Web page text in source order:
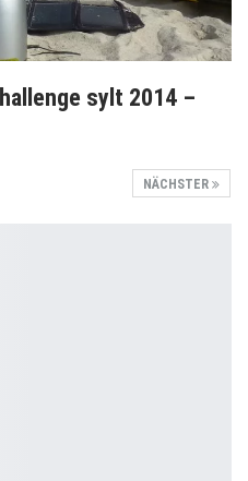
sylt 2014 –
NÄCHSTER